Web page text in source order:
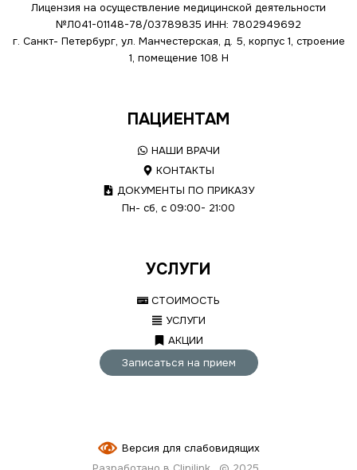
Лицензия на осуществление медицинской деятельности
№Л041-01148-78/03789835 ИНН: 7802949692
г. Санкт- Петербург, ул. Манчестерская, д. 5, корпус 1, строение
1, помещение 108 Н
ПАЦИЕНТАМ
НАШИ ВРАЧИ
КОНТАКТЫ
ДОКУМЕНТЫ ПО ПРИКАЗУ
Пн- сб, с 09:00- 21:00
УСЛУГИ
СТОИМОСТЬ
УСЛУГИ
АКЦИИ
Записаться на прием
Версия для слабовидящих